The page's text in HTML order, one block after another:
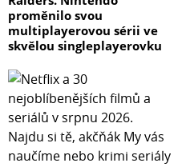
proměnilo svou
multiplayerovou sérii ve
skvělou singleplayerovku